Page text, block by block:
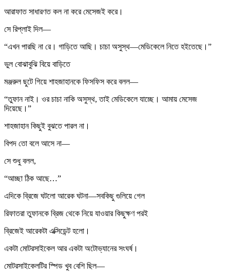
আরাফাত সাধারণত কল না করে মেসেজই করে।
সে রিপ্লাই দিল—
“এখন পারছি না রে। গাড়িতে আছি। চাচা অসুস্থ—মেডিকেলে নিতে হইতেছে।”
ভুল বোঝাবুঝি বিয়ে বাড়িতে
মঞ্জরুল ছুটে গিয়ে শাহজাহানকে ফিসফিস করে বলল—
“তুফান নাই। ওর চাচা নাকি অসুস্থ, তাই মেডিকেলে যাচ্ছে। আমায় মেসেজ
দিয়েছে।”
শাহজাহান কিছুই বুঝতে পারল না।
বিপদ তো বলে আসে না—
সে শুধু বলল,
“আচ্ছা ঠিক আছে…”
এদিকে ব্রিজে ঘটলো আরেক ঘটনা—সবকিছু গুলিয়ে গেল
রিফাতরা তুফানকে ব্রিজ থেকে নিয়ে যাওয়ার কিছুক্ষণ পরই
ব্রিজেই আরেকটা এক্সিডেন্ট হলো।
একটা মোটরসাইকেল আর একটা অটোভ্যানের সংঘর্ষ।
মোটরসাইকেলটির স্পিড খুব বেশি ছিল—